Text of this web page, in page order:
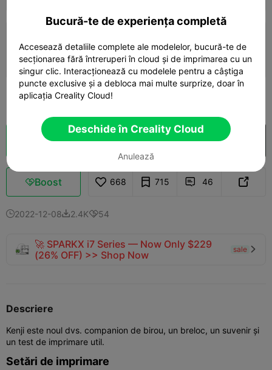
seam
 40m 32s  1 plates  10.93g
Vezi mai mult
Secționare Cloud Deschide în Creality Cloud
Boost 668 715  46 
2022-12-082.4K54
🚀 SPARKX i7 Series — Now Only $229
(26% OFF) >> Shop Now
sale 
Descriere
Kenji este noul dvs. companion de birou, un breloc, un suvenir și
un test de imprimare util.
Setări de imprimare
Bucură-te de experiența completă
Accesează detaliile complete ale modelelor, bucură-te de
secționarea fără întreruperi în cloud și de imprimarea cu un
singur clic. Interacționează cu modelele pentru a câștiga
puncte exclusive și a debloca mai multe surprize, doar în
aplicația Creality Cloud!
Deschide în Creality Cloud
Anulează